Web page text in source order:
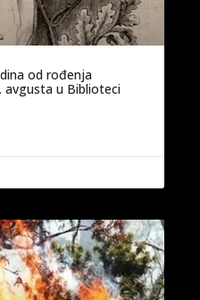
od rođenja
avgusta u Biblioteci